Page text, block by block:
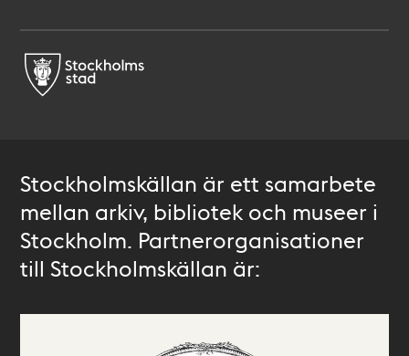
Stockholmskällan är ett samarbete
mellan arkiv, bibliotek och museer i
Stockholm. Partnerorganisationer
till Stockholmskällan är: